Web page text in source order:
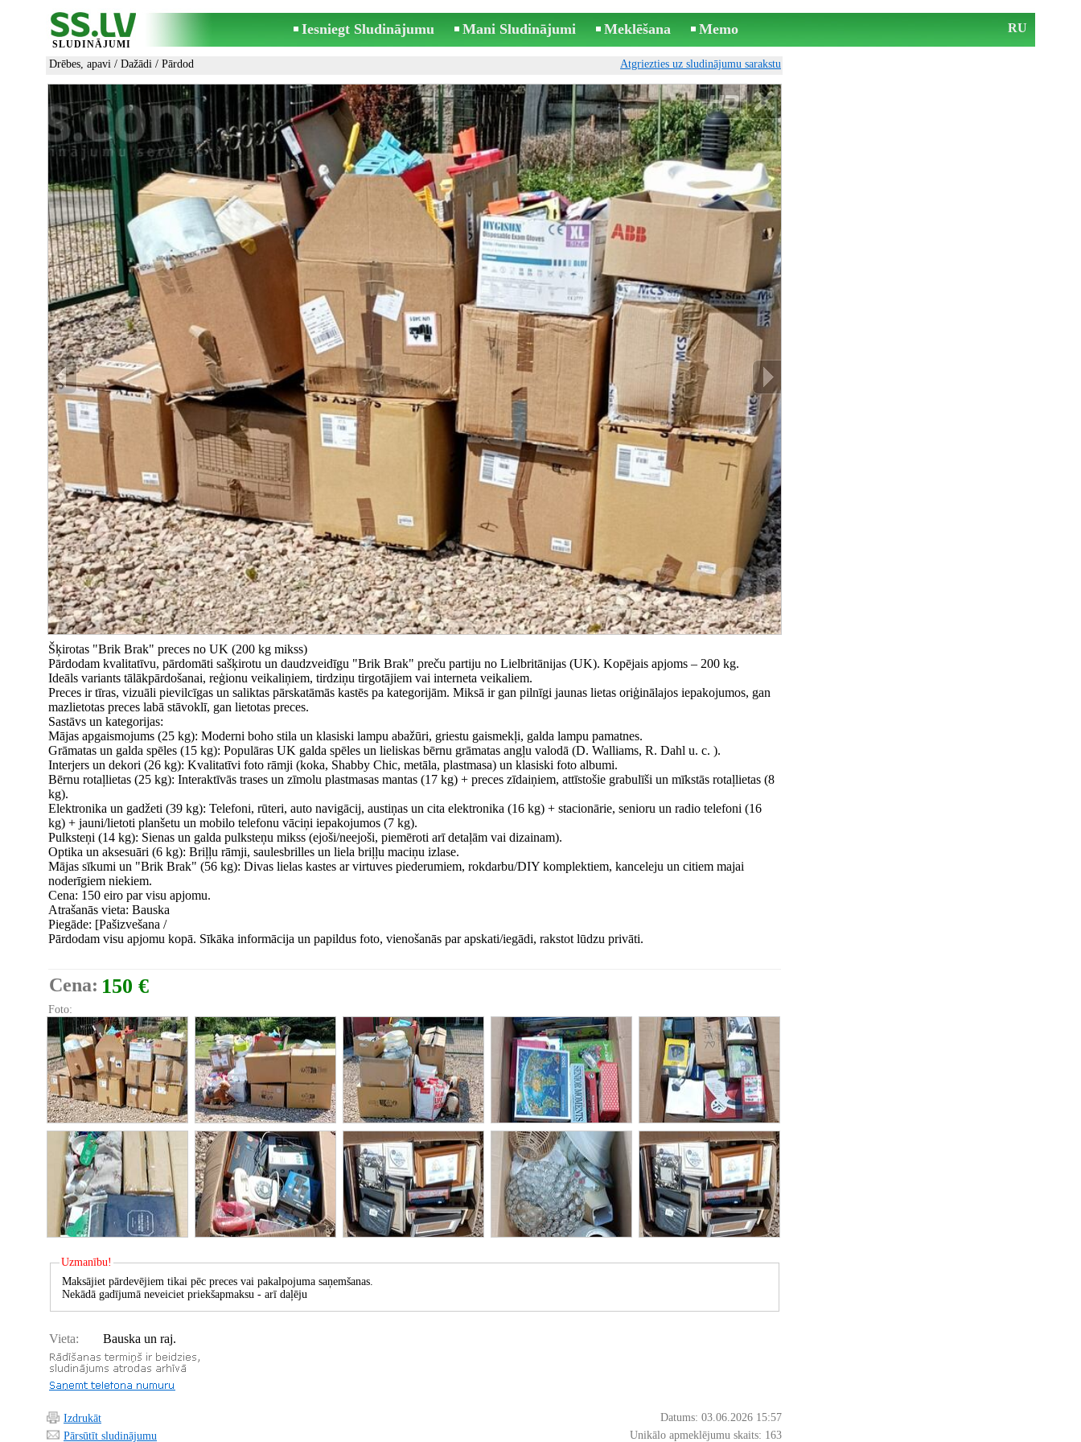
SLUDINĀJUMI
Iesniegt Sludinājumu Mani Sludinājumi Meklēšana Memo RU
Drēbes, apavi / Dažādi / Pārdod Atgriezties uz sludinājumu sarakstu
Šķirotas "Brik Brak" preces no UK (200 kg mikss)
Pārdodam kvalitatīvu, pārdomāti sašķirotu un daudzveidīgu "Brik Brak" preču partiju no Lielbritānijas (UK). Kopējais apjoms – 200 kg.
Ideāls variants tālākpārdošanai, reģionu veikaliņiem, tirdziņu tirgotājiem vai interneta veikaliem.
Preces ir tīras, vizuāli pievilcīgas un saliktas pārskatāmās kastēs pa kategorijām. Miksā ir gan pilnīgi jaunas lietas oriģinālajos iepakojumos, gan
mazlietotas preces labā stāvoklī, gan lietotas preces.
Sastāvs un kategorijas:
Mājas apgaismojums (25 kg): Moderni boho stila un klasiski lampu abažūri, griestu gaismekļi, galda lampu pamatnes.
Grāmatas un galda spēles (15 kg): Populāras UK galda spēles un lieliskas bērnu grāmatas angļu valodā (D. Walliams, R. Dahl u. c. ).
Interjers un dekori (26 kg): Kvalitatīvi foto rāmji (koka, Shabby Chic, metāla, plastmasa) un klasiski foto albumi.
Bērnu rotaļlietas (25 kg): Interaktīvās trases un zīmolu plastmasas mantas (17 kg) + preces zīdaiņiem, attīstošie grabulīši un mīkstās rotaļlietas (8
kg).
Elektronika un gadžeti (39 kg): Telefoni, rūteri, auto navigācij, austiņas un cita elektronika (16 kg) + stacionārie, senioru un radio telefoni (16
kg) + jauni/lietoti planšetu un mobilo telefonu vāciņi iepakojumos (7 kg).
Pulksteņi (14 kg): Sienas un galda pulksteņu mikss (ejoši/neejoši, piemēroti arī detaļām vai dizainam).
Optika un aksesuāri (6 kg): Briļļu rāmji, saulesbrilles un liela briļļu maciņu izlase.
Mājas sīkumi un "Brik Brak" (56 kg): Divas lielas kastes ar virtuves piederumiem, rokdarbu/DIY komplektiem, kanceleju un citiem majai
noderīgiem niekiem.
Cena: 150 eiro par visu apjomu.
Atrašanās vieta: Bauska
Piegāde: [Pašizvešana /
Pārdodam visu apjomu kopā. Sīkāka informācija un papildus foto, vienošanās par apskati/iegādi, rakstot lūdzu privāti.
Cena: 150 €
Foto:
Uzmanību!
Maksājiet pārdevējiem tikai pēc preces vai pakalpojuma saņemšanas.
Nekādā gadījumā neveiciet priekšapmaksu - arī daļēju
Vieta: Bauska un raj.
Izdrukāt
Datums: 03.06.2026 15:57
Pārsūtīt sludinājumu
Unikālo apmeklējumu skaits: 163